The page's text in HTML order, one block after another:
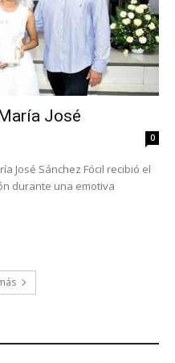
José
0
José Sánchez Fócil recibió el
durante una emotiva